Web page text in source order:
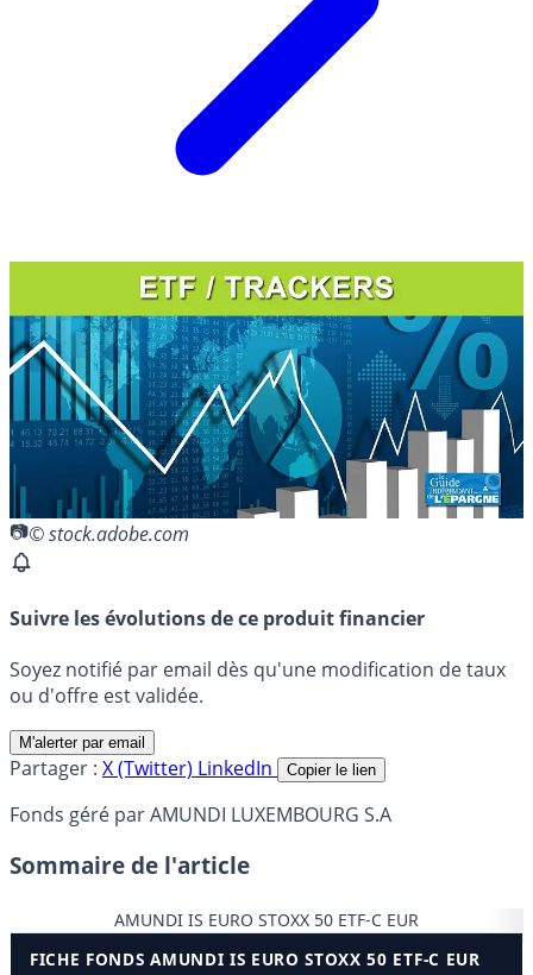
© stock.adobe.com
Suivre les évolutions de ce produit financier
Soyez notifié par email dès qu'une modification de taux
ou d'offre est validée.
M'alerter par email
Partager : X (Twitter) LinkedIn Copier le lien
Fonds géré par AMUNDI LUXEMBOURG S.A
Sommaire de l'article
AMUNDI IS EURO STOXX 50 ETF-C EUR
FICHE FONDS AMUNDI IS EURO STOXX 50 ETF-C EUR